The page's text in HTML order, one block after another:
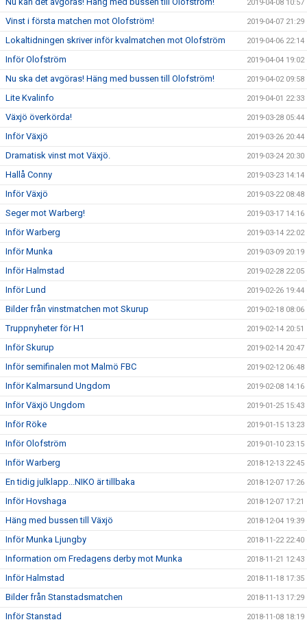
2019-04-08 10:57
Vinst i första matchen mot Olofström! 2019-04-07 21:29
Lokaltidningen skriver inför kvalmatchen mot Olofström 2019-04-06 22:14
Inför Olofström 2019-04-04 19:02
Nu ska det avgöras! Häng med bussen till Olofström! 2019-04-02 09:58
Lite Kvalinfo 2019-04-01 22:33
Växjö överkörda! 2019-03-28 05:44
Inför Växjö 2019-03-26 20:44
Dramatisk vinst mot Växjö. 2019-03-24 20:30
Hallå Conny 2019-03-23 14:14
Inför Växjö 2019-03-22 08:48
Seger mot Warberg! 2019-03-17 14:16
Inför Warberg 2019-03-14 22:02
Inför Munka 2019-03-09 20:19
Inför Halmstad 2019-02-28 22:05
Inför Lund 2019-02-26 19:44
Bilder från vinstmatchen mot Skurup 2019-02-18 08:06
Truppnyheter för H1 2019-02-14 20:51
Inför Skurup 2019-02-14 20:47
Inför semifinalen mot Malmö FBC 2019-02-12 06:48
Inför Kalmarsund Ungdom 2019-02-08 14:16
Inför Växjö Ungdom 2019-01-25 15:43
Inför Röke 2019-01-15 13:23
Inför Olofström 2019-01-10 23:15
Inför Warberg 2018-12-13 22:45
En tidig julklapp...NIKO är tillbaka 2018-12-07 17:26
Inför Hovshaga 2018-12-07 17:21
Häng med bussen till Växjö 2018-12-04 19:39
Inför Munka Ljungby 2018-11-22 22:40
Information om Fredagens derby mot Munka 2018-11-21 12:43
Inför Halmstad 2018-11-18 17:35
Bilder från Stanstadsmatchen 2018-11-13 17:29
Inför Stanstad 2018-11-08 18:19